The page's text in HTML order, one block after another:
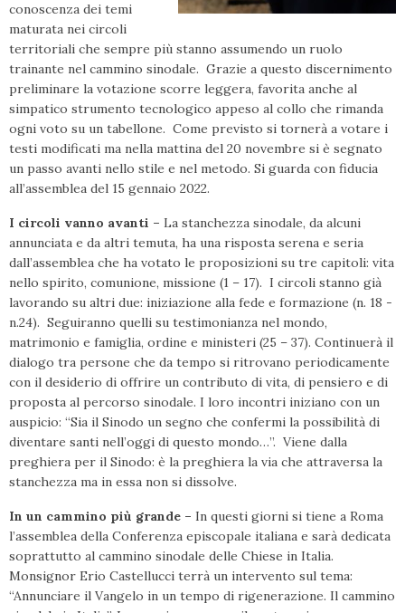
conoscenza dei temi
maturata nei circoli
territoriali che sempre più stanno assumendo un ruolo
trainante nel cammino sinodale. Grazie a questo discernimento
preliminare la votazione scorre leggera, favorita anche al
simpatico strumento tecnologico appeso al collo che rimanda
ogni voto su un tabellone. Come previsto si tornerà a votare i
testi modificati ma nella mattina del 20 novembre si è segnato
un passo avanti nello stile e nel metodo. Si guarda con fiducia
all’assemblea del 15 gennaio 2022.
I circoli vanno avanti – La stanchezza sinodale, da alcuni
annunciata e da altri temuta, ha una risposta serena e seria
dall’assemblea che ha votato le proposizioni su tre capitoli: vita
nello spirito, comunione, missione (1 – 17). I circoli stanno già
lavorando su altri due: iniziazione alla fede e formazione (n. 18 -
n.24). Seguiranno quelli su testimonianza nel mondo,
matrimonio e famiglia, ordine e ministeri (25 – 37). Continuerà il
dialogo tra persone che da tempo si ritrovano periodicamente
con il desiderio di offrire un contributo di vita, di pensiero e di
proposta al percorso sinodale. I loro incontri iniziano con un
auspicio: “Sia il Sinodo un segno che confermi la possibilità di
diventare santi nell’oggi di questo mondo…”. Viene dalla
preghiera per il Sinodo: è la preghiera la via che attraversa la
stanchezza ma in essa non si dissolve.
In un cammino più grande – In questi giorni si tiene a Roma
l’assemblea della Conferenza episcopale italiana e sarà dedicata
soprattutto al cammino sinodale delle Chiese in Italia.
Monsignor Erio Castellucci terrà un intervento sul tema:
“Annunciare il Vangelo in un tempo di rigenerazione. Il cammino